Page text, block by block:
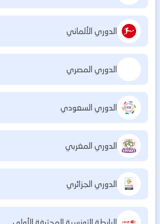
الدوري الألماني
الدوري المصري
الدوري السعودي
الدوري المغربي
الدوري الجزائري